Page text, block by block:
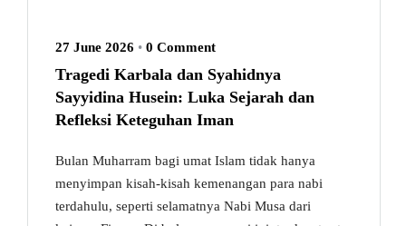
27 June 2026 • 0 Comment
Tragedi Karbala dan Syahidnya
Sayyidina Husein: Luka Sejarah dan
Refleksi Keteguhan Iman
Bulan Muharram bagi umat Islam tidak hanya
menyimpan kisah-kisah kemenangan para nabi
terdahulu, seperti selamatnya Nabi Musa dari